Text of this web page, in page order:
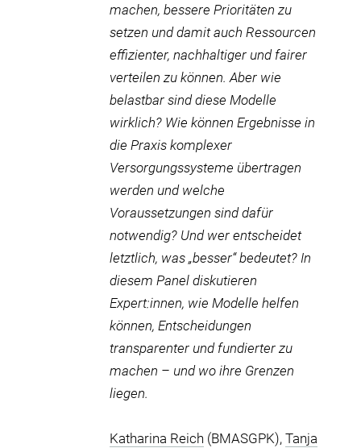
machen, bessere Prioritäten zu
setzen und damit auch Ressourcen
effizienter, nachhaltiger und fairer
verteilen zu können. Aber wie
belastbar sind diese Modelle
wirklich? Wie können Ergebnisse in
die Praxis komplexer
Versorgungssysteme übertragen
werden und welche
Voraussetzungen sind dafür
notwendig? Und wer entscheidet
letztlich, was „besser“ bedeutet? In
diesem Panel diskutieren
Expert:innen, wie Modelle helfen
können, Entscheidungen
transparenter und fundierter zu
machen – und wo ihre Grenzen
liegen.
Katharina Reich (BMASGPK), Tanja